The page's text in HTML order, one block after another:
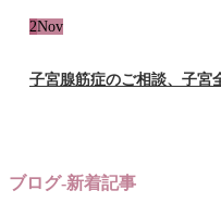
2Nov
子宮腺筋症のご相談、子宮
ブログ-新着記事